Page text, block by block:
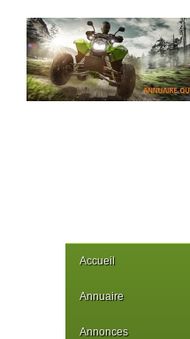
Accueil
Annuaire
Annonces